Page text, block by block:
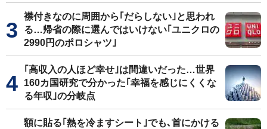
襟付きなのに周囲から｢だらしない｣と思われ
る…帰省の際に選んではいけない｢ユニクロの
2990円のポロシャツ｣
｢高収入の人ほど幸せ｣は間違いだった…世界
160カ国研究で分かった｢幸福を感じにくくな
る年収｣の分岐点
額に貼る｢熱を冷ますシート｣でも､首にかける